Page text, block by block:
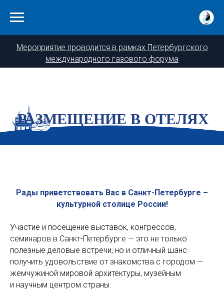
Мероприятие проводится в рамках Петербургского
международного газового форума
РАЗМЕЩЕНИЕ В ОТЕЛЯХ
Рады приветствовать Вас в Санкт-Петербурге –
культурной столице России!
Участие и посещение выставок, конгрессов,
семинаров в Санкт-Петербурге — это не только
полезные деловые встречи, но и отличный шанс
получить удовольствие от знакомства с городом —
жемчужиной мировой архитектуры, музейным
и научным центром страны.